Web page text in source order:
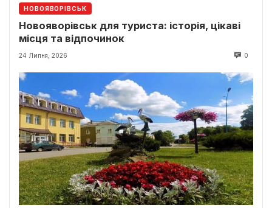
НОВОЯВОРІВСЬК
Новояворівськ для туриста: історія, цікаві
місця та відпочинок
24 Липня, 2026 0